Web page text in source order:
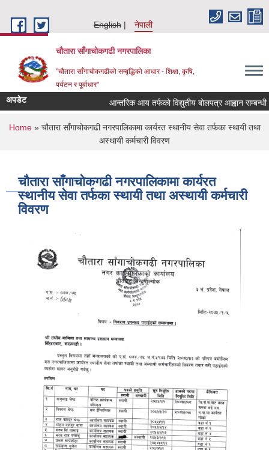
English
नेपाली
चौतारा साँगाचोकगढी नगरपालिका
"चौतारा साँगाचोकगढीको सम्बृद्धिको आधार - शिक्षा, कृषि,
पर्यटन र पूर्वाधार"
अपडेट आन्तरिक आय तर्फको विद्युतीय बोलपत्र आह्वान सम्बन्धी
You are here
Home» चौतारा साँगाचोकगढी नगरपालिकामा कार्यरत स्थानीय सेवा तर्फका स्थायी तथा
अस्थायी कर्मचारी विवरण
चौतारा साँगाचोकगढी नगरपालिकामा कार्यरत
स्थानीय सेवा तर्फका स्थायी तथा अस्थायी कर्मचारी
विवरण